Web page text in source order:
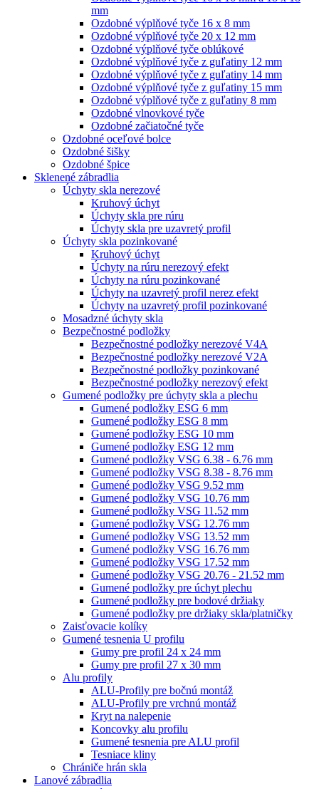
mm
Ozdobné výplňové tyče 16 x 8 mm
Ozdobné výplňové tyče 20 x 12 mm
Ozdobné výplňové tyče oblúkové
Ozdobné výplňové tyče z guľatiny 12 mm
Ozdobné výplňové tyče z guľatiny 14 mm
Ozdobné výplňové tyče z guľatiny 15 mm
Ozdobné výplňové tyče z guľatiny 8 mm
Ozdobné vlnovkové tyče
Ozdobné začiatočné tyče
Ozdobné oceľové bolce
Ozdobné šišky
Ozdobné špice
Sklenené zábradlia
Úchyty skla nerezové
Kruhový úchyt
Úchyty skla pre rúru
Úchyty skla pre uzavretý profil
Úchyty skla pozinkované
Kruhový úchyt
Úchyty na rúru nerezový efekt
Úchyty na rúru pozinkované
Úchyty na uzavretý profil nerez efekt
Úchyty na uzavretý profil pozinkované
Mosadzné úchyty skla
Bezpečnostné podložky
Bezpečnostné podložky nerezové V4A
Bezpečnostné podložky nerezové V2A
Bezpečnostné podložky pozinkované
Bezpečnostné podložky nerezový efekt
Gumené podložky pre úchyty skla a plechu
Gumené podložky ESG 6 mm
Gumené podložky ESG 8 mm
Gumené podložky ESG 10 mm
Gumené podložky ESG 12 mm
Gumené podložky VSG 6.38 - 6.76 mm
Gumené podložky VSG 8.38 - 8.76 mm
Gumené podložky VSG 9.52 mm
Gumené podložky VSG 10.76 mm
Gumené podložky VSG 11.52 mm
Gumené podložky VSG 12.76 mm
Gumené podložky VSG 13.52 mm
Gumené podložky VSG 16.76 mm
Gumené podložky VSG 17.52 mm
Gumené podložky VSG 20.76 - 21.52 mm
Gumené podložky pre úchyt plechu
Gumené podložky pre bodové držiaky
Gumené podložky pre držiaky skla/platničky
Zaisťovacie kolíky
Gumené tesnenia U profilu
Gumy pre profil 24 x 24 mm
Gumy pre profil 27 x 30 mm
Alu profily
ALU-Profily pre bočnú montáž
ALU-Profily pre vrchnú montáž
Kryt na nalepenie
Koncovky alu profilu
Gumené tesnenia pre ALU profil
Tesniace kliny
Chrániče hrán skla
Lanové zábradlia